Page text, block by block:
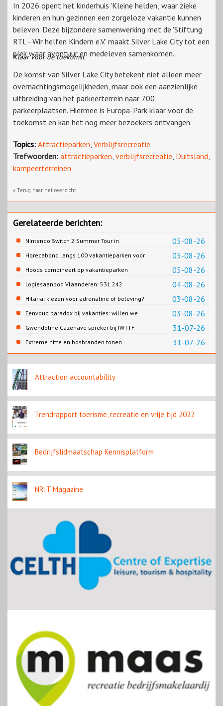
In 2026 opent het kinderhuis 'Kleine helden', waar zieke
kinderen en hun gezinnen een zorgeloze vakantie kunnen
beleven. Deze bijzondere samenwerking met de 'Stiftung
RTL - Wir helfen Kindern e.V.' maakt Silver Lake City tot een
plek waar avontuur en medeleven samenkomen.
Klaar voor de toekomst
De komst van Silver Lake City betekent niet alleen meer
overnachtingsmogelijkheden, maar ook een aanzienlijke
uitbreiding van het parkeerterrein naar 700
parkeerplaatsen. Hiermee is Europa-Park klaar voor de
toekomst en kan het nog meer bezoekers ontvangen.
Topics: Attractieparken, Verblijfsrecreatie
Trefwoorden: attractieparken, verblijfsrecreatie, Duitsland,
kampeerterreinen
« Terug naar het overzicht
Gerelateerde berichten:
05-08-26
Nintendo Switch 2 Summer Tour in
Slagharen
05-08-26
Horecabond langs 100 vakantieparken voor
Cao-recreatie
05-08-26
Hoods combineert op vakantieparken
recreatie en wonen
04-08-26
Logiesaanbod Vlaanderen: 531.242
slaapplaatsen
03-08-26
Hilaria: kiezen voor adrenaline of beleving?
03-08-26
Eenvoud paradox bij vakanties: willen we
eenvoud of toch goed verzorgd?
31-07-26
Gwendoline Cazenave spreker bij IWTTF
congres in Utrecht
31-07-26
Extreme hitte en bosbranden tonen
noodzaak snellere verduurzaming
reisbranche
Attraction accountability
Trendrapport toerisme, recreatie en vrije tijd 2022
Bedrijfslidmaatschap Kennisplatform
NRIT Magazine